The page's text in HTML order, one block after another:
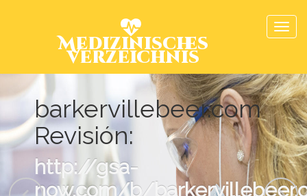
Medizinisches
Verzeichnis
barkervillebeer.com
Revisión:
http://gsa-
now.com/b/